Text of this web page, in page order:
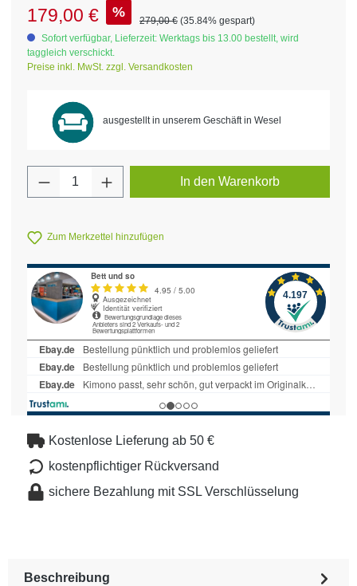
Verkaufspreis:
179,00 € % Regulärer Preis:
279,00 € (35.84% gespart)
Sofort verfügbar, Lieferzeit: Werktags bis 13.00 bestellt, wird
taggleich verschickt.
Preise inkl. MwSt. zzgl. Versandkosten
ausgestellt in unserem Geschäft in Wesel
Produkt Anzahl: Gib den gewünschten
In den Warenkorb
Zum Merkzettel hinzufügen
Kostenlose Lieferung ab 50 €
kostenpflichtiger Rückversand
sichere Bezahlung mit SSL Verschlüsselung
Beschreibung